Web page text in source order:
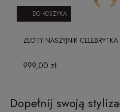
ZŁOTY NASZYJNIK
999,00 zł
DO KOSZYKA
Dopełnij swoją